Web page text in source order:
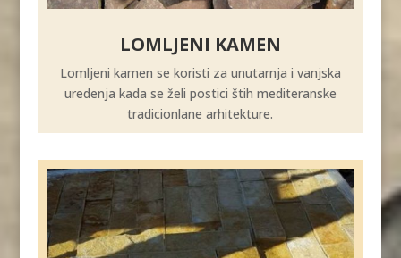
LOMLJENI KAMEN
Lomljeni kamen se koristi za unutarnja i vanjska
uredenja kada se želi postici štih mediteranske
tradicionlane arhitekture.